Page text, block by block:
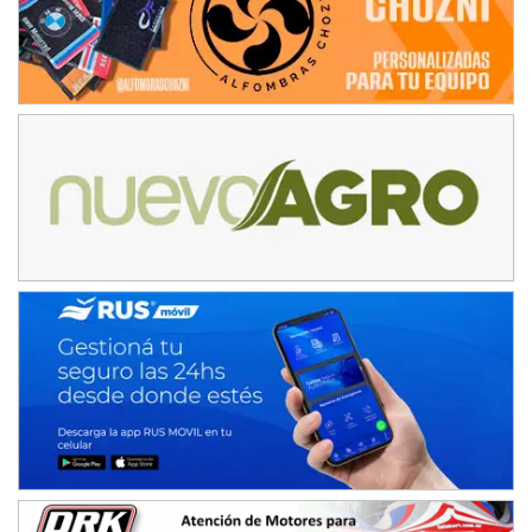
08/09-AGO
IAME SERIES ARGENTINA 6
Ramiro Tot (Asfalto)
Baradero (Buenos Aires)
Ciudad de Trenque Lauquen (Asfalto)
Trenque Lauquen (Buenos Aires)
Villaguay (Entre Ríos)
VICTORIENSE - F7
El Cerro (Tierra)
Victoria (Entre Ríos)
PATAGONICO - F6
Moto Club Reginense (Tierra)
Gral. E. Godoy (Río Negro)
CSK - F7